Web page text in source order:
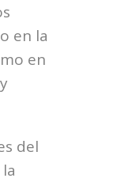
en la
en
del